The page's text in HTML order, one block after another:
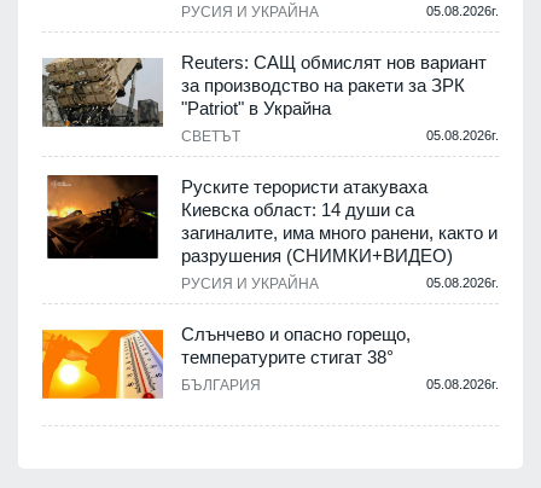
РУСИЯ И УКРАЙНА 05.08.2026г.
Reuters: САЩ обмислят нов вариант
за производство на ракети за ЗРК
"Patriot" в Украйна
СВЕТЪТ 05.08.2026г.
Руските терористи атакуваха
Киевска област: 14 души са
загиналите, има много ранени, както и
разрушения (СНИМКИ+ВИДЕО)
РУСИЯ И УКРАЙНА 05.08.2026г.
Слънчево и опасно горещо,
температурите стигат 38°
БЪЛГАРИЯ 05.08.2026г.